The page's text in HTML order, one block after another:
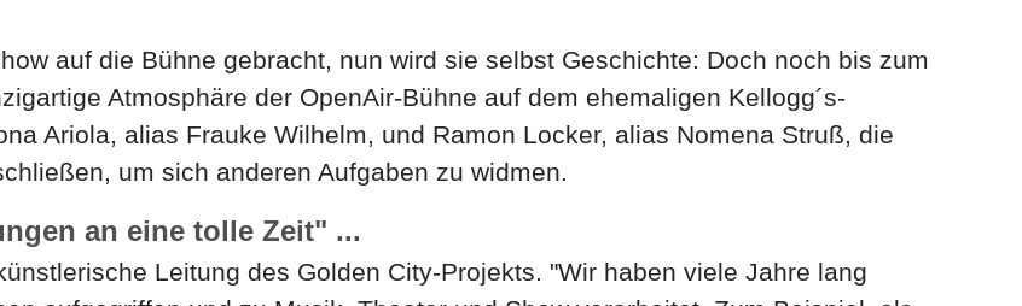
auf die Bühne gebracht, nun wird sie selbst Geschichte: Doch noch bis zum
Atmosphäre der OpenAir-Bühne auf dem ehemaligen Kellogg´s-
Ariola, alias Frauke Wilhelm, und Ramon Locker, alias Nomena Struß, die
um sich anderen Aufgaben zu widmen.
an eine tolle Zeit" ...
Leitung des Golden City-Projekts. "Wir haben viele Jahre lang